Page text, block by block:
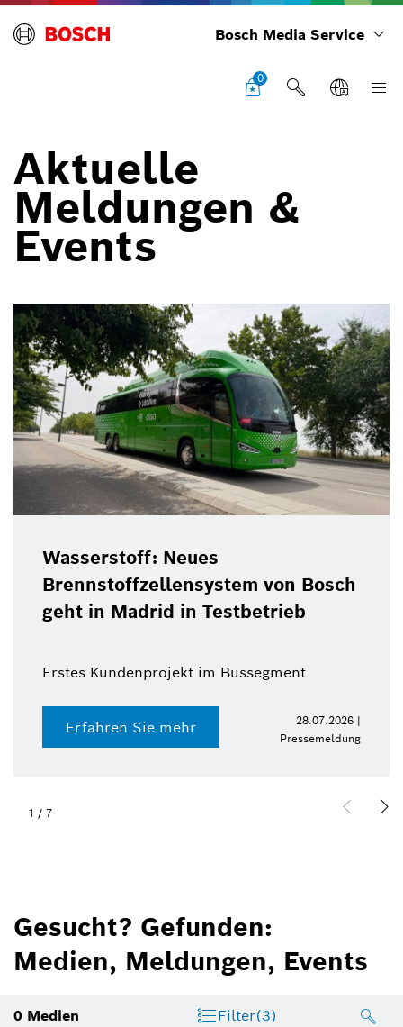
Bosch Media Service
0
Aktuelle
Meldungen &
Events
Wasserstoff: Neues
Brennstoffzellensystem von Bosch
geht in Madrid in Testbetrieb
Erstes Kundenprojekt im Bussegment
Erfahren Sie mehr
28.07.2026 |
Pressemeldung
1 / 7
Gesucht? Gefunden:
Medien, Meldungen, Events
0 Medien Filter(3)